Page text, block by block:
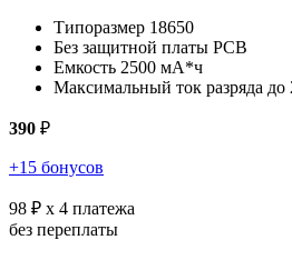
Типоразмер 18650
Без защитной платы PCB
Емкость 2500 мА*ч
Максимальный ток разряда до
390 ₽
+15 бонусов
98 ₽ x 4 платежа
без переплаты